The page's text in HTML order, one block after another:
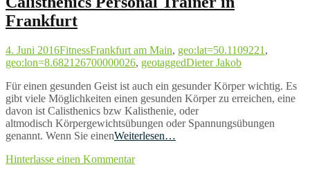
Frankfurt
4. Juni 2016FitnessFrankfurt am Main, geo:lat=50.1109221 ,
geo:lon=8.682126700000026, geotaggedDieter Jakob
Für einen gesunden Geist ist auch ein gesunder Körper wichtig. Es
gibt viele Möglichkeiten einen gesunden Körper zu erreichen, eine
davon ist Calisthenics bzw Kalisthenie, oder
altmodisch Körpergewichtsübungen oder Spannungsübungen
genannt. Wenn Sie einenWeiterlesen…
Hinterlasse einen Kommentar